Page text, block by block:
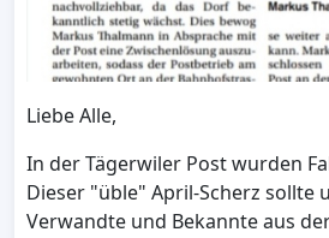
Liebe Alle,
In der Tägerwiler Post wurden
Dieser "üble" April-Scherz sollte
Verwandte und Bekannte aus